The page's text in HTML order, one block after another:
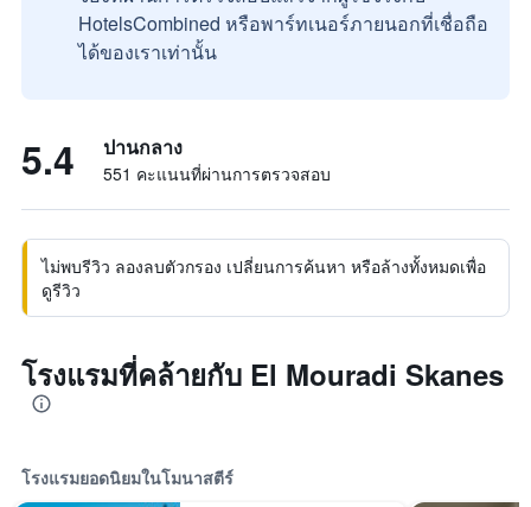
HotelsCombined หรือพาร์ทเนอร์ภายนอกที่เชื่อถือ
ได้ของเราเท่านั้น
5.4 ปานกลาง
551 คะแนนที่ผ่านการตรวจสอบ
ไม่พบรีวิว ลองลบตัวกรอง เปลี่ยนการค้นหา หรือล้างทั้งหมดเพื่อ
ดูรีวิว
โรงแรมที่คล้ายกับ El Mouradi Skanes
โรงแรมยอดนิยมในโมนาสตีร์